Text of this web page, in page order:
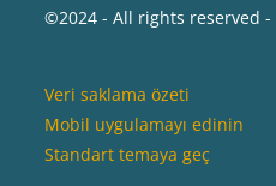
©2024 - All rights reserved -
Veri saklama özeti
Mobil uygulamayı edinin
Standart temaya geç